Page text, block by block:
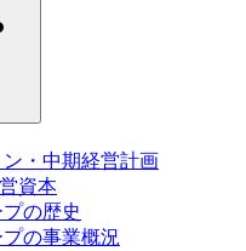
・中期経営計画
資本
の歴史
の事業概況